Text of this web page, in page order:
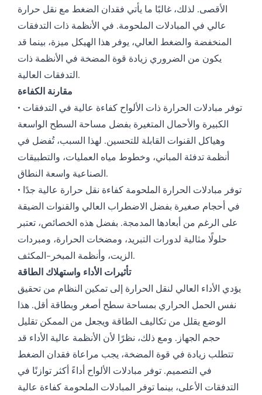
الأقصى. لذلك، غالبًا ما يأتي فقدان الضغط مع نقل حرارة
عالي في المبادلات الملحومة. في الأنظمة ذات التدفقات
المنخفضة والضغط العالي، يوفر هذا الهيكل ميزة، بينما قد
يكون من الضروري زيادة قوة المضخة في الأنظمة ذات
التدفقات العالية.
مقارنة الكفاءة
• توفر مبادلات الحرارة ذات الألواح كفاءة عالية في التدفقات
الكبيرة والأحمال المتغيرة بفضل مساحة السطح الواسعة
وهياكل القنوات القابلة للتحسين. لهذا السبب، تُفضل في
أنظمة تدفئة المباني، وخطوط مياه العمليات، والتطبيقات
الصناعية واسعة النطاق.
• توفر مبادلات الحرارة الملحومة كفاءة نقل حرارة عالية جدًا
في أحجام صغيرة بفضل الاضطراب العالي والقنوات الضيقة
على الرغم من أبعادها المدمجة. بفضل هذه الخصائص، تعتبر
حلولًا مثالية لدورات التبريد، ومضخات الحرارة، ومبردات
الزيت، وأنظمة المبخر-المكثف.
تأثيرات الأداء واستهلاك الطاقة
يؤدي الأداء العالي لنقل الحرارة إلى تمكين النظام من تحقيق
نفس الحمل الحراري بمساحة سطح أصغر وبطاقة أقل. هذا
الوضع يقلل من تكاليف الطاقة ويجعل من الممكن تقليل
حجم الجهاز. ومع ذلك، نظرًا لأن الأنظمة عالية الأداء قد
تتطلب زيادة في قوة المضخة، يجب مراعاة فقدان الضغط
في التصميم. توفر مبادلات الألواح أداءً أكثر توازنًا في
التدفقات الأعلى، بينما توفر المبادلات الملحومة كفاءة عالية